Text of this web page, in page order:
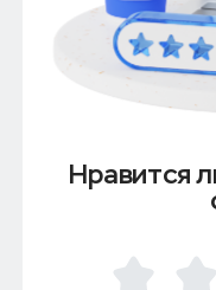
Нравится